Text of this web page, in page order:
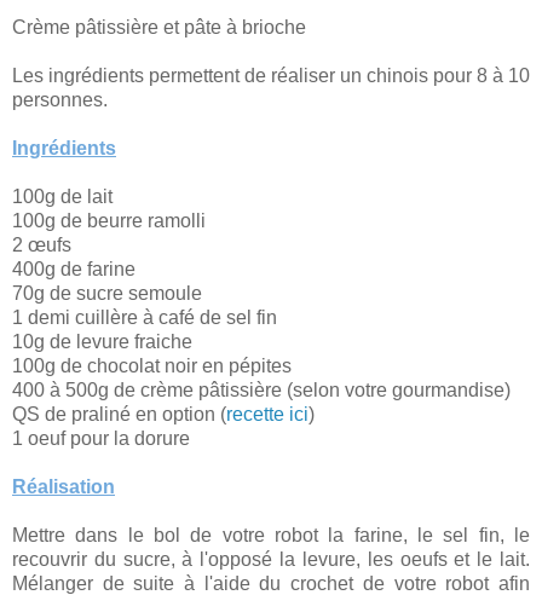
Crème pâtissière et pâte à brioche
Les ingrédients permettent de réaliser un chinois pour 8 à 10
personnes.
Ingrédients
100g de lait
100g de beurre ramolli
2 œufs
400g de farine
70g de sucre semoule
1 demi cuillère à café de sel fin
10g de levure fraiche
100g de chocolat noir en pépites
400 à 500g de crème pâtissière (selon votre gourmandise)
QS de praliné en option (recette ici)
1 oeuf pour la dorure
Réalisation
Mettre dans le bol de votre robot la farine, le sel fin, le
recouvrir du sucre, à l'opposé la levure, les oeufs et le lait.
Mélanger de suite à l'aide du crochet de votre robot afin